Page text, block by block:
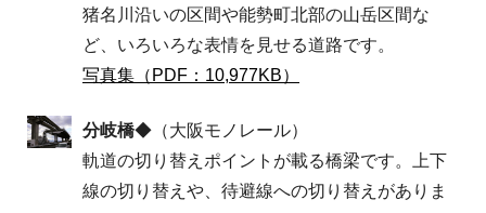
猪名川沿いの区間や能勢町北部の山岳区間な
ど、いろいろな表情を見せる道路です。
写真集（PDF：10,977KB）
分岐橋◆（大阪モノレール）
軌道の切り替えポイントが載る橋梁です。上下
線の切り替えや、待避線への切り替えがありま